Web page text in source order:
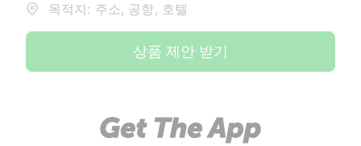
목적지: 주소, 공항, 호텔
상품 제안 받기